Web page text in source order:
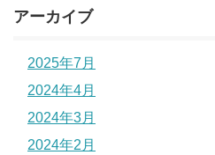
アーカイブ
2025年7月
2024年4月
2024年3月
2024年2月